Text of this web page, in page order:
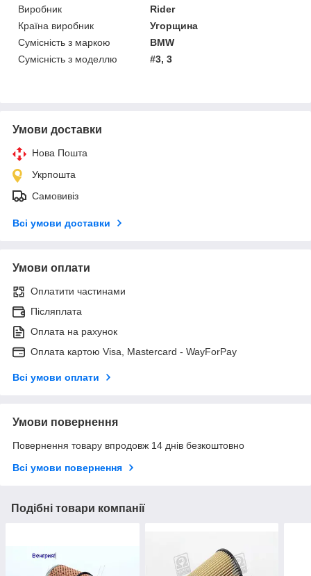
Виробник
Rider
Країна виробник
Угорщина
Сумісність з маркою
BMW
Сумісність з моделлю
#3, 3
Умови доставки
Нова Пошта
Укрпошта
Самовивіз
Всі умови доставки
Умови оплати
Оплатити частинами
Післяплата
Оплата на рахунок
Оплата картою Visa, Mastercard - WayForPay
Всі умови оплати
Умови повернення
Повернення товару впродовж 14 днів безкоштовно
Всі умови повернення
Подібні товари компанії